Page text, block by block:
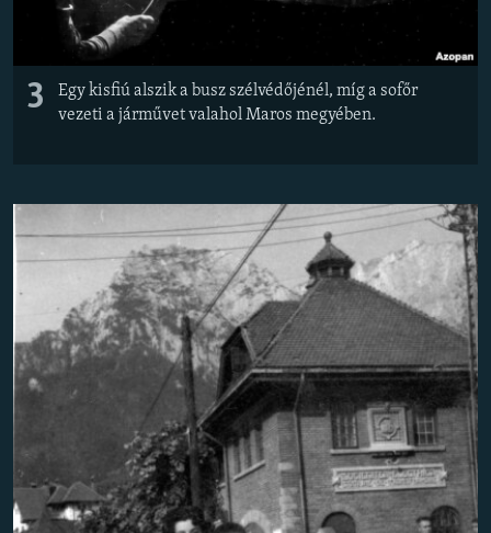
3
Egy kisfiú alszik a busz szélvédőjénél, míg a sofőr
vezeti a járművet valahol Maros megyében.